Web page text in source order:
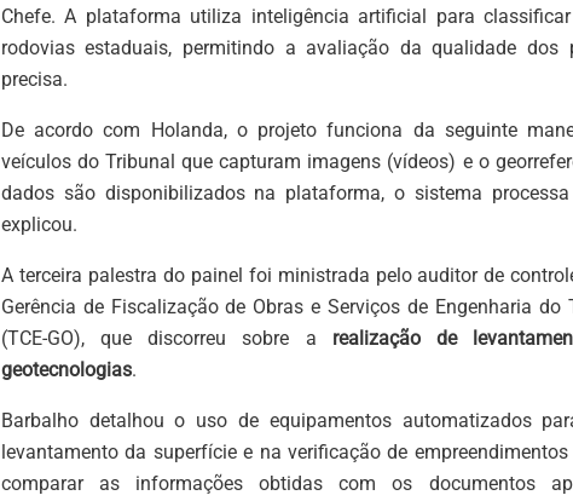
Chefe. A plataforma utiliza inteligência artificial para
rodovias estaduais, permitindo a avaliação da qualidade
precisa.
De acordo com Holanda, o projeto funciona da seguinte
veículos do Tribunal que capturam imagens (vídeos) e o
dados são disponibilizados na plataforma, o sistema
explicou.
A terceira palestra do painel foi ministrada pelo auditor de
Gerência de Fiscalização de Obras e Serviços de Engenharia
(TCE-GO), que discorreu sobre a realização de
geotecnologias.
Barbalho detalhou o uso de equipamentos automatizados
levantamento da superfície e na verificação de
comparar as informações obtidas com os documentos